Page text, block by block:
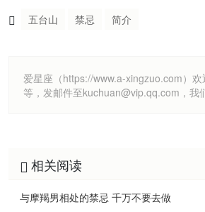
五台山 禁忌 简介
爱星座（https://www.a-xingzuo.com）
等，发邮件至kuchuan@vip.qq.com，我
相关阅读
与摩羯男相处的禁忌 千万不要去做